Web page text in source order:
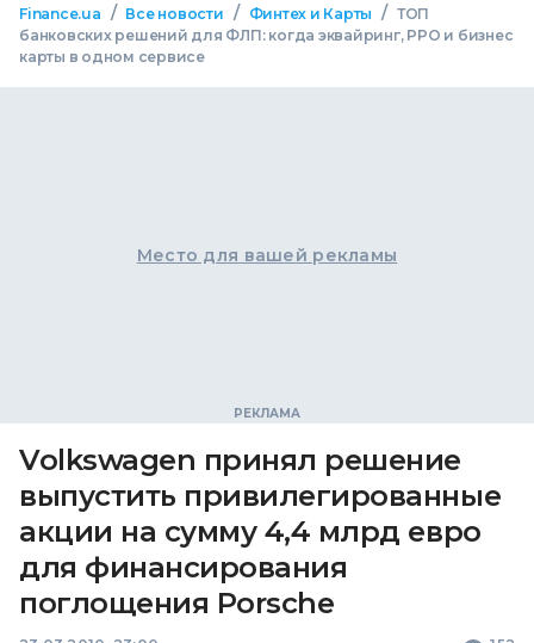
Finance.ua / Все новости / Финтех и Карты / ТОП
банковских решений для ФЛП: когда эквайринг, РРО и бизнес
карты в одном сервисе
Место для вашей рекламы
Volkswagen принял решение
выпустить привилегированные
акции на сумму 4,4 млрд евро
для финансирования
поглощения Porsche